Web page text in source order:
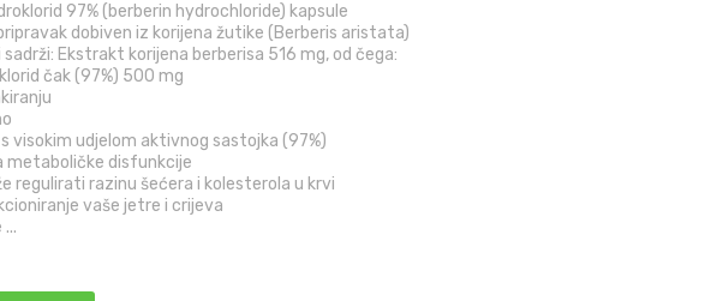
97% (berberin hydrochloride) kapsule
dobiven iz korijena žutike (Berberis aristata)
sadrži: Ekstrakt korijena berberisa 516 mg, od čega:
čak (97%) 500 mg
visokim udjelom aktivnog sastojka (97%)
metaboličke disfunkcije
regulirati razinu šećera i kolesterola u krvi
vaše jetre i crijeva